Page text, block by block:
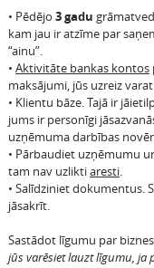
• Pēdējo 3 gadu
kam jau ir atzīme par
“ainu”.
• Aktivitāte bankas kontos
maksājumi, jūs uzreiz
• Klientu bāze. Tajā ir
jums ir personīgi
uzņēmuma darbības
• Pārbaudiet uzņēmumu
tam nav uzliktiaresti
• Salīdziniet dokumentus.
jāsakrīt.
Sastādot līgumu par
jūs varēsiet lauzt līgumu, ja